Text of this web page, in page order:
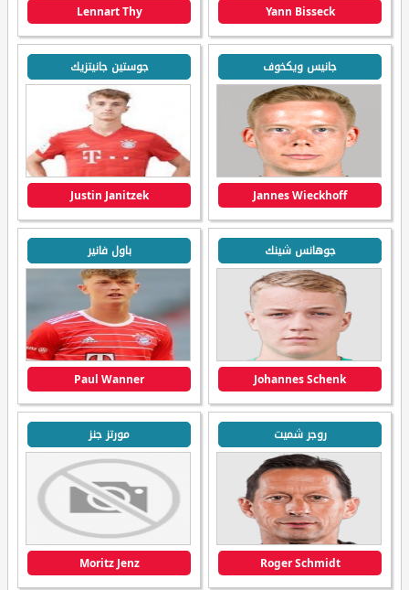
Yann Bisseck
Lennart Thy
جانيس ويكخوف
Jannes Wieckhoff
جوستين جانيتزيك
Justin Janitzek
جوهانس شينك
Johannes Schenk
باول فانير
Paul Wanner
روجر شميت
Roger Schmidt
مورتز جنز
Moritz Jenz